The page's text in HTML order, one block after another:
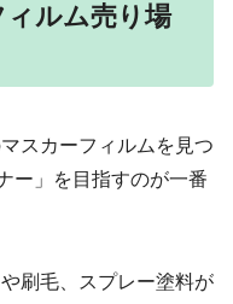
ルム売り場
スカーフィルムを見つ
ー」を目指すのが一番
刷毛、スプレー塗料が